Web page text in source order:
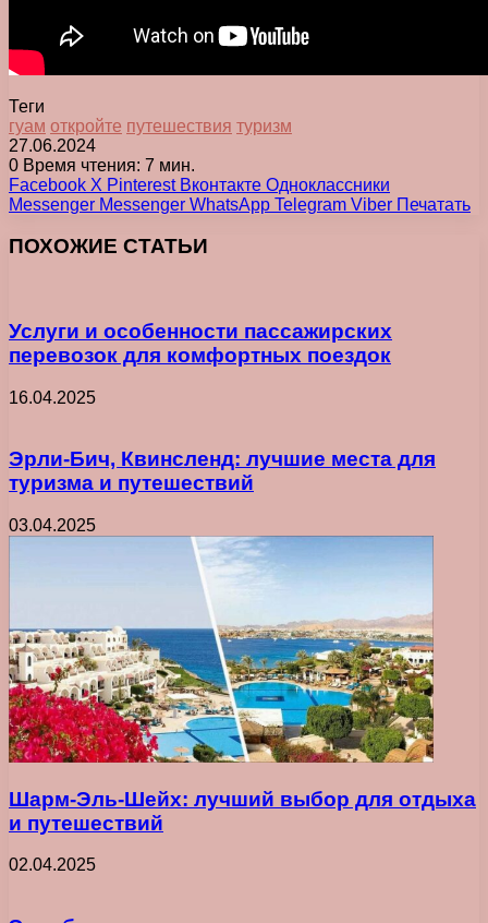
Теги
гуам откройте путешествия туризм
27.06.2024
0 Время чтения: 7 мин.
Facebook X Pinterest Вконтакте Одноклассники
Messenger Messenger WhatsApp Telegram Viber Печатать
ПОХОЖИЕ СТАТЬИ
Услуги и особенности пассажирских
перевозок для комфортных поездок
16.04.2025
Эрли-Бич, Квинсленд: лучшие места для
туризма и путешествий
03.04.2025
Шарм-Эль-Шейх: лучший выбор для отдыха
и путешествий
02.04.2025